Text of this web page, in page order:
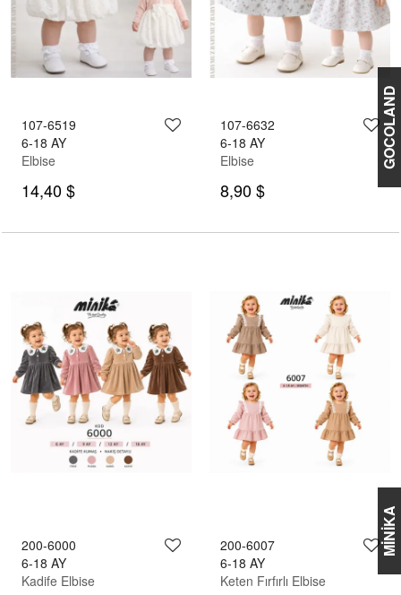
GOCOLAND
107-6519
6-18 AY
Elbise
14,40 $
107-6632
6-18 AY
Elbise
8,90 $
MİNİKA
200-6000
6-18 AY
Kadife Elbise
200-6007
6-18 AY
Keten Fırfırlı Elbise